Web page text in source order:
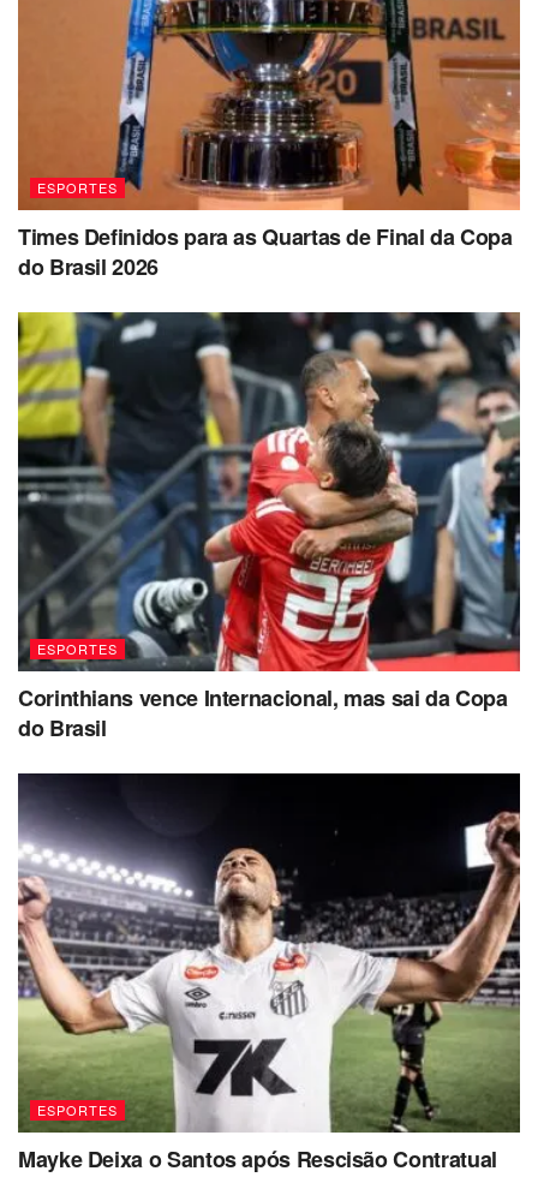
ESPORTES
Times Definidos para as Quartas de Final da Copa
do Brasil 2026
ESPORTES
Corinthians vence Internacional, mas sai da Copa
do Brasil
ESPORTES
Mayke Deixa o Santos após Rescisão Contratual